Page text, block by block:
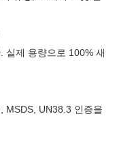
실제 용량으로 100% 새
MSDS, UN38.3 인증을